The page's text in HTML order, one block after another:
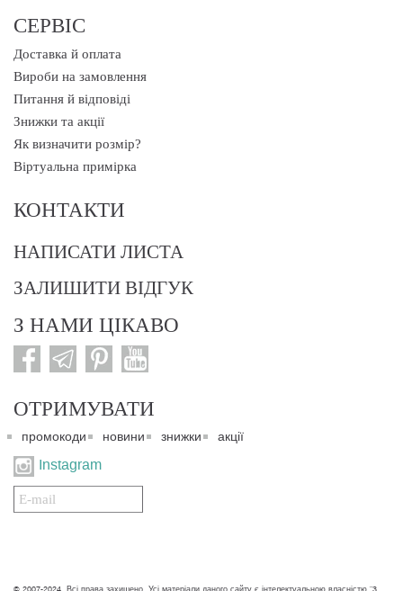
СЕРВІС
Доставка й оплата
Вироби на замовлення
Питання й відповіді
Знижки та акції
Як визначити розмір?
Віртуальна примірка
КОНТАКТИ
НАПИСАТИ ЛИСТА
ЗАЛИШИТИ ВІДГУК
З НАМИ ЦІКАВО
ОТРИМУВАТИ
промокоди новини знижки акції
Instagram
Подписаться
на